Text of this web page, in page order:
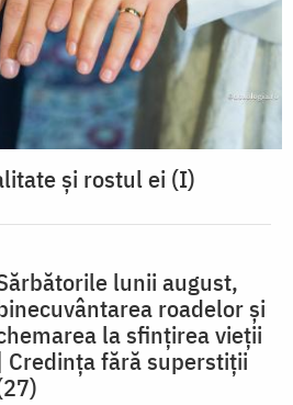
și rostul ei (I)
lunii august,
roadelor și
la sfințirea vieții
Credința fără superstiții